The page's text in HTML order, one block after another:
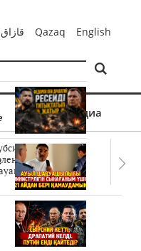
قازاق Qazaq English
Мультимедиа
заңды
бе? Соттағы
айыптау..